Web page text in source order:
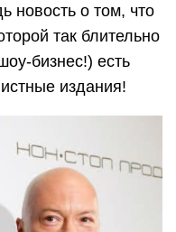
новость о том, что
так блительно
бизнес!) есть
издания!